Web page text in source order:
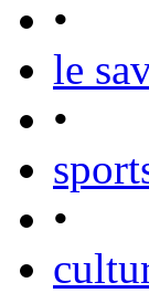
•
le
•
•